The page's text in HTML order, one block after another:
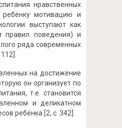
нравственных
ребёнку мотивацию и
выступают как
правил поведения) и
ряда современных
на достижение
он организует по
т.е. становится
и деликатном
ребёнка [2, с. 342].